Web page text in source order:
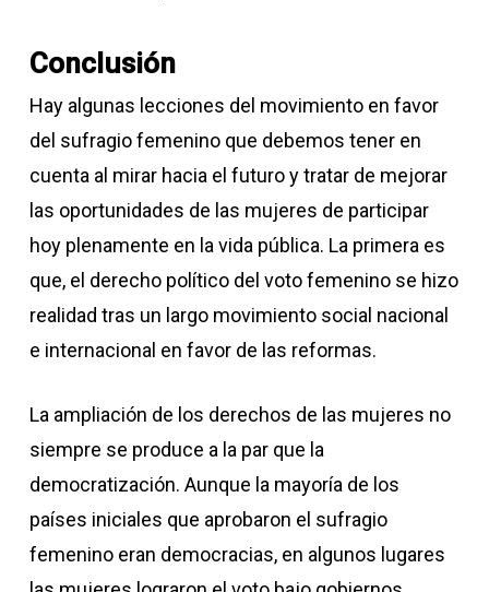
Conclusión
Hay algunas lecciones del movimiento en favor
del sufragio femenino que debemos tener en
cuenta al mirar hacia el futuro y tratar de mejorar
las oportunidades de las mujeres de participar
hoy plenamente en la vida pública. La primera es
que, el derecho político del voto femenino se hizo
realidad tras un largo movimiento social nacional
e internacional en favor de las reformas.
La ampliación de los derechos de las mujeres no
siempre se produce a la par que la
democratización. Aunque la mayoría de los
países iniciales que aprobaron el sufragio
femenino eran democracias, en algunos lugares